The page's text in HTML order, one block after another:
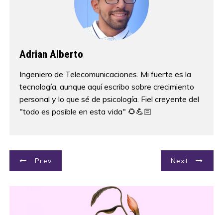
Adrian Alberto
Ingeniero de Telecomunicaciones. Mi fuerte es la
tecnología, aunque aquí escribo sobre crecimiento
personal y lo que sé de psicología. Fiel creyente del
"todo es posible en esta vida" 🌻💪🏻
N
a
Prev Next